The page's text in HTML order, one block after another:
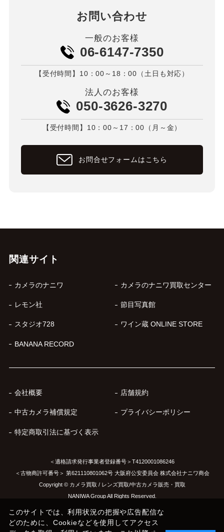
お問い合わせ
一般のお客様
06-6147-7350
【受付時間】10：00～18：00（土日も対応）
法人のお客様
050-3626-3270
【受付時間】10：00～17：00（月～金）
お問合せフォームはこちら
関連サイト
カメラのナニワ カメラのナニワ買取センター
レモン社 節目写真館
スタジオ728 ワイン蔵 ONLINE STORE
BANANA RECORD
会社概要 店舗規約
中古カメラ補償規定 プライバシーポリシー
特定商取引法に基づく表示
＜適格請求発行事業者登録番号＞T4120001086246
＜古物商許可番号＞ 第621110801062号 大阪府公安委員会 株式会社ナニワ商会
Copyright © カメラ買取 / レンズ買取/中古カメラ販売・買取
NANIWA Group All Rights Reserved.
このサイトでは、利用状況の把握や広告配信な
どのために、Cookieなどを使用してアクセス